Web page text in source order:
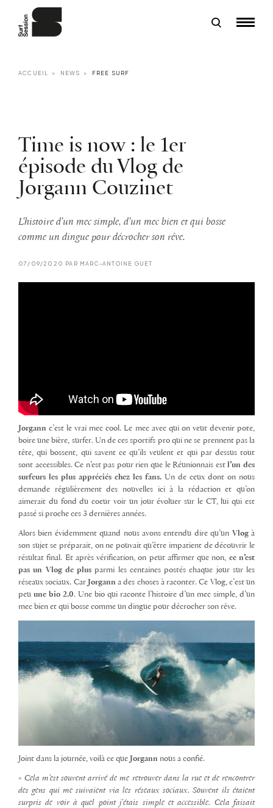
ACCUEIL NEWS FREE SURF
Time is now : le 1er
épisode du Vlog de
Jorgann Couzinet
L'histoire d'un mec simple, d'un mec bien et qui bosse
comme un dingue pour décrocher son rêve.
07/09/2020 PAR MARC-ANTOINE GUET
Jorgann c’est le vrai mec cool. Le mec avec qui on veut devenir pote,
boire une bière, surfer. Un de ces sportifs pro qui ne se prennent pas la
tête, qui bossent, qui savent ce qu’ils veulent et qui par dessus tout
sont accessibles. Ce n’est pas pour rien que le Réunionnais estl’un des
surfeurs les plus appréciés chez les fans. Un de ceux dont on nous
demande régulièrement des nouvelles ici à la rédaction et qu’on
aimerait du fond du coeur voir un jour évoluer sur le CT, lui qui est
passé si proche ces 3 dernières années.
Alors bien évidemment quand nous avons entendu dire qu’un Vlogà
son sujet se préparait, on ne pouvait qu’être impatient de découvrir le
résultat final. Et après vérification, on peut affirmer que non, ce n’est
pas un Vlog de plus parmi les centaines postés chaque jour sur les
réseaux sociaux. Car
Jorgann a des choses à raconter. Ce Vlog, c’est un
peu une bio 2.0. Une bio qui raconte l’histoire d’un mec simple, d’un
mec bien et qui bosse comme un dingue pour décrocher son rêve.
Joint dans la journée, voilà ce que Jorgann nous a confié.
« Cela m’est souvent arrivé de me retrouver dans la rue et de rencontrer
des gens qui me suivaient via les réseaux sociaux. Souvent ils étaient
surpris de voir à quel point j’étais simple et accessible. Cela faisait